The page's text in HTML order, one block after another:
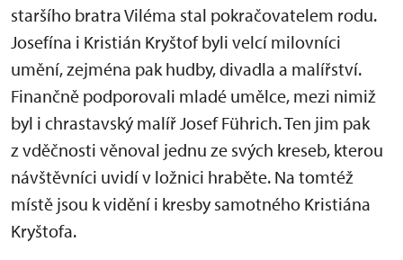
staršího bratra Viléma stal pokračovatelem rodu.
Josefína i Kristián Kryštof byli velcí milovníci
umění, zejména pak hudby, divadla a malířství.
Finančně podporovali mladé umělce, mezi nimiž
byl i chrastavský malíř Josef Führich. Ten jim pak
z vděčnosti věnoval jednu ze svých kreseb, kterou
návštěvníci uvidí v ložnici hraběte. Na tomtéž
místě jsou k vidění i kresby samotného Kristiána
Kryštofa.